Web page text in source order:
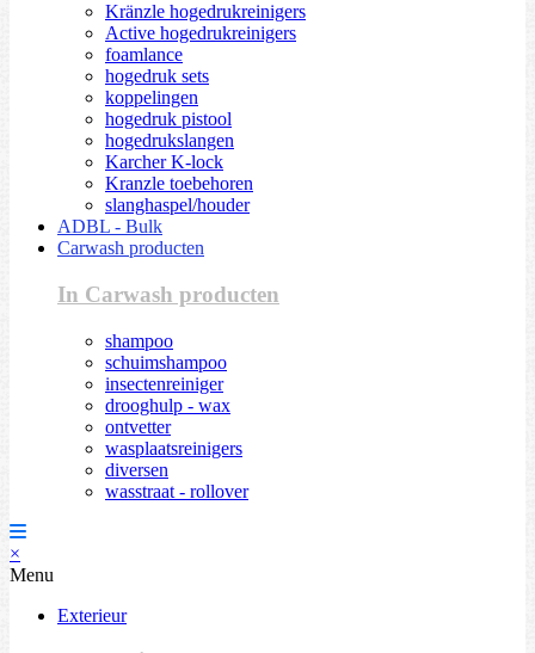
Kränzle hogedrukreinigers
Active hogedrukreinigers
foamlance
hogedruk sets
koppelingen
hogedruk pistool
hogedrukslangen
Karcher K-lock
Kranzle toebehoren
slanghaspel/houder
ADBL - Bulk
Carwash producten
In Carwash producten
shampoo
schuimshampoo
insectenreiniger
drooghulp - wax
ontvetter
wasplaatsreinigers
diversen
wasstraat - rollover
×
Menu
Exterieur